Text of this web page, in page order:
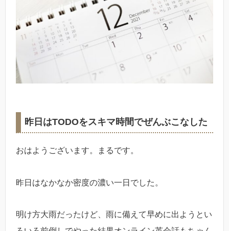
昨日はTODOをスキマ時間でぜんぶこなした
おはようございます。まるです。
昨日はなかなか密度の濃い一日でした。
明け方大雨だったけど、雨に備えて早めに出ようとい